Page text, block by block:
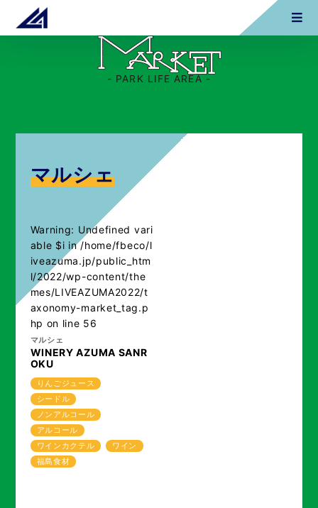
- PARK LIFE AREA -
マルシェ
Warning: Undefined vari
able $i in/home/fbeco/l
iveazuma.jp/public_htm
l/2022/wp-content/the
mes/LIVEAZUMA2022/t
axonomy-market_tag.p
hp on line 56
マルシェ
WINERY AZUMA SANR
OKU
りんごジュース
シードル
ノンアルコール
アルコール
ワインカクテル
ワイン
福島食材